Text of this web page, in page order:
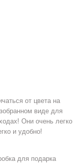
от цвета на
виде для
Они очень легко
и удобно!
для подарка